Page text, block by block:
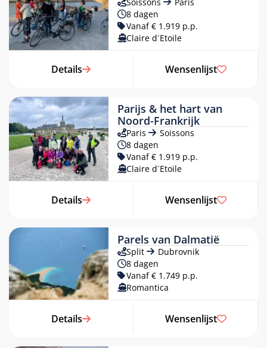
« APRIL 2027
DI VR ZA ZO
5
6 7 8 9 10
11
12
13 14 15 16 17
19
20 21 22
26
27 28 29 30 1
3
4 5
8 dagen
Vanaf € 1.919 p.p.
Claire d´Etoile
Details Wensenlijst
Parijs & het hart van
Noord-Frankrijk
Paris
Soissons
8 dagen
Vanaf € 1.919 p.p.
Claire d´Etoile
Details Wensenlijst
Parels van Dalmatië
Split
Dubrovnik
8 dagen
Vanaf € 1.749 p.p.
Romantica
Details Wensenlijst